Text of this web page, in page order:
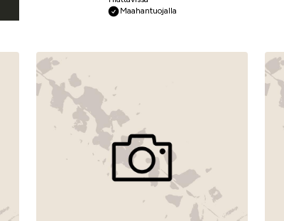
Maahantuojalla